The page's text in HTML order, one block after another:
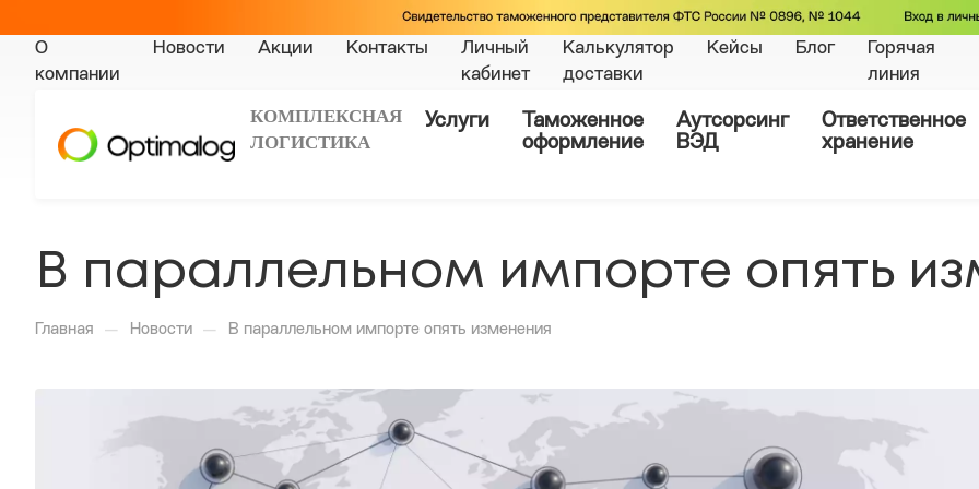
О
компании
Новости Акции Контакты
Личный
кабинет
Калькулятор
доставки
Кейсы Блог
Горячая
линия
КОМПЛЕКСНАЯ
ЛОГИСТИКА
Услуги
Таможенное
оформление
Аутсорсинг
ВЭД
Ответственное
хранение
В параллельном импорте опять
Главная — Новости — В параллельном импорте опять изменения